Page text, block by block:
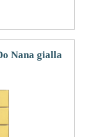
Nana gialla